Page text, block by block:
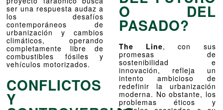
ser una respuesta audaz a
los desafíos
contemporáneos de
urbanización y cambios
climáticos, operando
completamente libre de
combustibles fósiles y
vehículos motorizados.
CONFLICTOS
Y
O DEL
PASADO?
The Line, con sus
promesas de
sostenibilidad e
innovación, refleja un
intento ambicioso de
redefinir la urbanización
moderna. No obstante, los
problemas éticos y